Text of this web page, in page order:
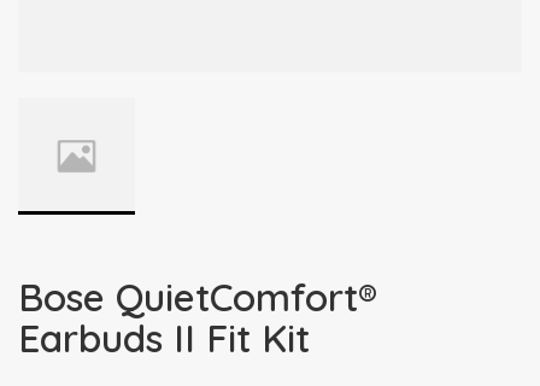
Bose QuietComfort®
Earbuds II Fit Kit